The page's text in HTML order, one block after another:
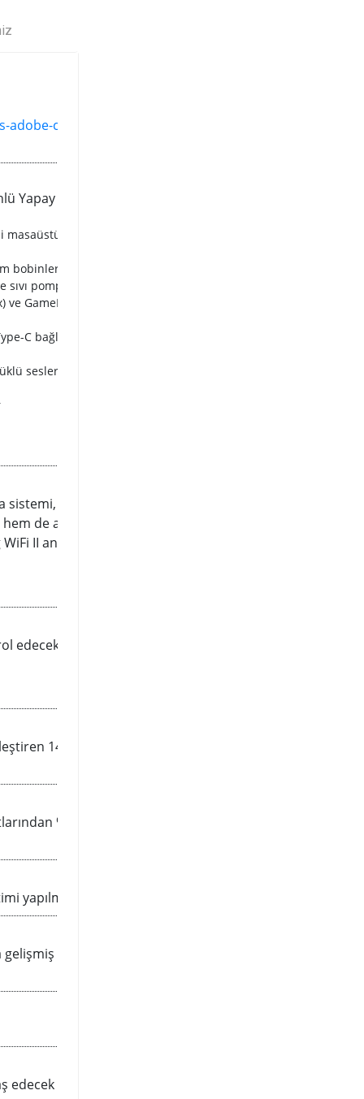
creative-cloud/
Yapay Zeka Destekli Gürültü
masaüstü işlemcileri için hazır; iki
bobinler ve dayanıklı kapasitörler
pompası başlığı
GameFirst V aracılığıyla ağ geçidi
C bağlantı noktası
sesler
WiFi 6E, gelişmiş hız
de acemiler için kullanışlı
II anakart, rakiplerin arasından
güce sahip olmasını
14+4 güç aşamalarından
%110’a kadar daha fazla
sağlar.
bir ısı dağıtımı sağlıyor.
yeterli yüzey alanına ve